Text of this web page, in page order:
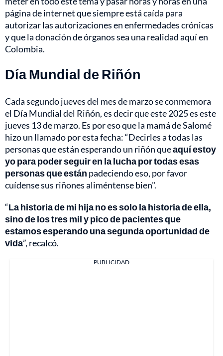
página de internet que siempre está caída para
autorizar las autorizaciones en enfermedades crónicas
y que la donación de órganos sea una realidad aquí en
Colombia.
Día Mundial de Riñón
Cada segundo jueves del mes de marzo se conmemora
el Día Mundial del Riñón, es decir que este 2025 es este
jueves 13 de marzo. Es por eso que la mamá de Salomé
hizo un llamado por esta fecha: “Decirles a todas las
personas que están esperando un riñón queaquí estoy
yo para poder seguir en la lucha por todas esas
personas que están padeciendo eso, por favor
cuídense sus riñones aliméntense bien".
“La historia de mi hija no es solo la historia de ella,
sino de los tres mil y pico de pacientes que
estamos esperando una segunda oportunidad de
vida”, recalcó.
PUBLICIDAD